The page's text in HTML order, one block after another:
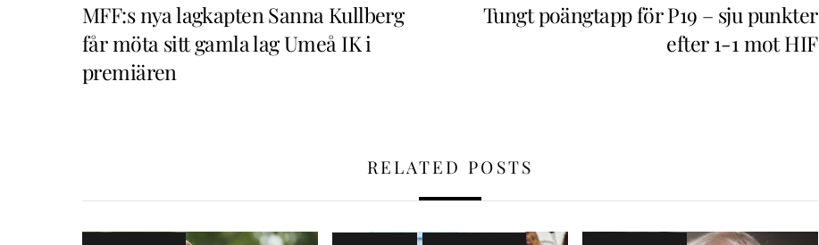
MFF:s nya lagkapten Sanna Kullberg
får möta sitt gamla lag Umeå IK i
premiären
Tungt poängtapp för P19 – sju punkter
efter 1-1 mot HIF
RELATED POSTS